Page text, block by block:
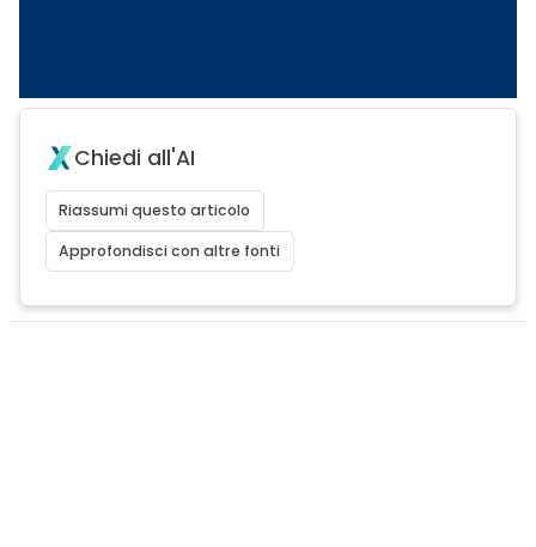
Chiedi all'AI
Riassumi questo articolo
Approfondisci con altre fonti